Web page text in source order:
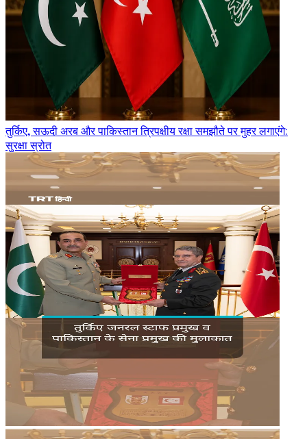
तुर्किए, सऊदी अरब और पाकिस्तान त्रिपक्षीय रक्षा समझौते पर मुहर लगाएंगे:
सुरक्षा स्रोत